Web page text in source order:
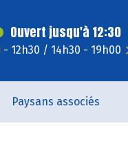
Ouvert jusqu'à 12:30
- 12h30 / 14h30 - 19h00
Paysans associés